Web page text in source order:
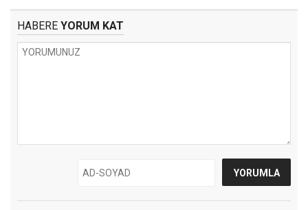
HABERE YORUM KAT